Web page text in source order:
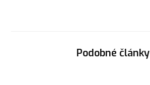
Podobné články